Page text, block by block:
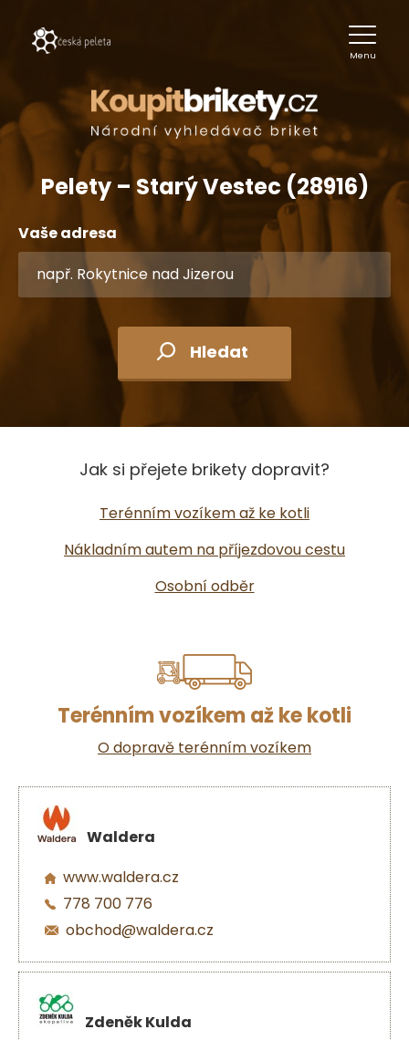
Menu
Pelety – Starý Vestec (28916)
Vaše adresa
Hledat
Jak si přejete brikety dopravit?
Terénním vozíkem až ke kotli
Nákladním autem na příjezdovou cestu
Osobní odběr
Terénním vozíkem až ke kotli
O dopravě terénním vozíkem
Waldera
www.waldera.cz
778 700 776
obchod@waldera.cz
Zdeněk Kulda